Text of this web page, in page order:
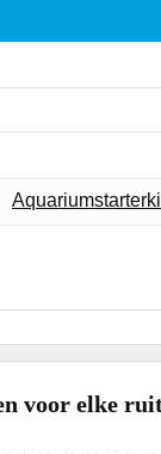
voor elke